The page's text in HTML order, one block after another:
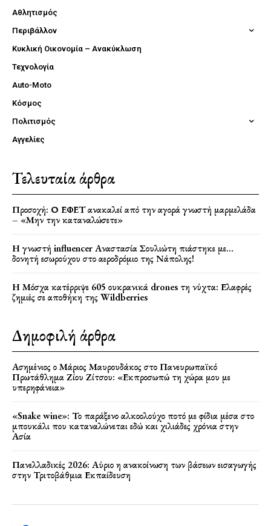
Αθλητισμός
Περιβάλλον
Κυκλική Οικονομία – Ανακύκλωση
Τεχνολογία
Auto-Moto
Κόσμος
Πολιτισμός
Αγγελίες
Τελευταία άρθρα
Προσοχή: Ο ΕΦΕΤ ανακαλεί από την αγορά γνωστή μαρμελάδα
– «Μην την καταναλώσετε»
Η γνωστή influencer Αναστασία Σουλιώτη πιάστηκε με…
δονητή εσωρούχου στο αεροδρόμιο της Νάπολης!
Η Μόσχα κατέρριψε 605 ουκρανικά drones τη νύχτα: Ελαφρές
ζημιές σε αποθήκη της Wildberries
Δημοφιλή άρθρα
Ασημένιος ο Μάριος Μαυρουδάκος στο Πανευρωπαϊκό
Πρωτάθλημα Ζίου Ζίτσου: «Εκπροσωπώ τη χώρα μου με
υπερηφάνεια»
«Snake wine»: Το παράξενο αλκοολούχο ποτό με φίδια μέσα στο
μπουκάλι που καταναλώνεται εδώ και χιλιάδες χρόνια στην
Ασία
Πανελλαδικές 2026: Αύριο η ανακοίνωση των βάσεων εισαγωγής
στην Τριτοβάθμια Εκπαίδευση